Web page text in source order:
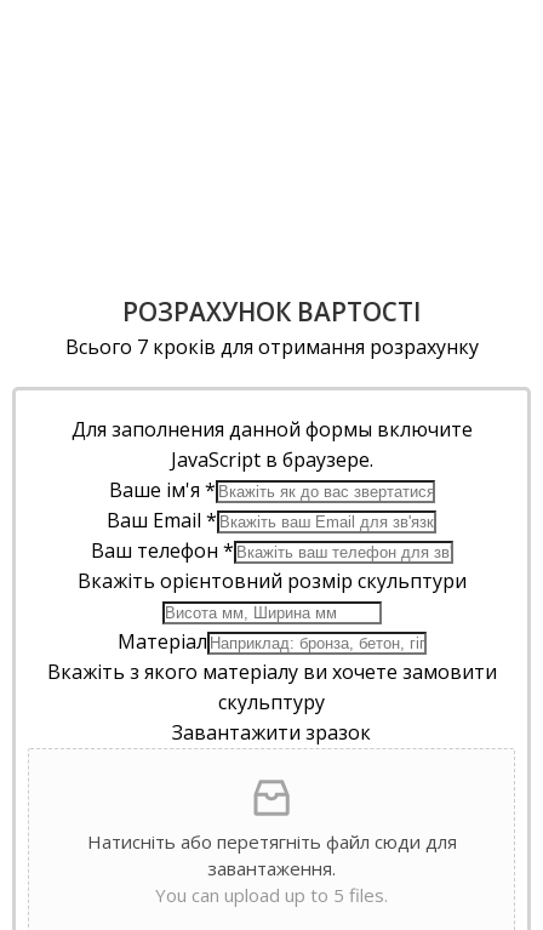
РОЗРАХУНОК ВАРТОСТІ
Всього 7 кроків для отримання розрахунку
Для заполнения данной формы включите
JavaScript в браузере.
Ваше ім'я *
Ваш Email *
Ваш телефон *
Вкажіть орієнтовний розмір скульптури
Матеріал
Вкажіть з якого матеріалу ви хочете замовити
скульптуру
Завантажити зразок
Натисніть або перетягніть файл сюди для
завантаження.
You can upload up to 5 files.